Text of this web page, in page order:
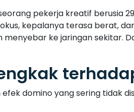
pekerja kreatif berusia
kepalanya terasa berat,
ke jaringan sekitar.
domino yang sering tidak